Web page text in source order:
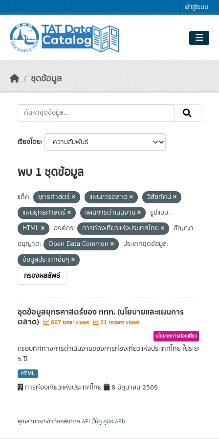
เข้าสู่ระบบ
ชุดข้อมูล
เรียงโดย
พบ 1 ชุดข้อมูล
แท็ค: ยุทธศาสตร์ แผนการตลาด
วิสัยทัศน์
แผนยุทธศาสตร์
แผนการดำเนินงาน
รูปแบบ:
HTML
องค์กร: การท่องเที่ยวแห่งประเทศไทย
สัญญา
อนุญาต:
Open Data Common
ประเภทชุดข้อมูล:
ข้อมูลประเภทอื่นๆ
กรองผลลัพธ์
ชุดข้อมูลยุทธศาสตร์ของ ททท. (นโยบายและแผนการ
ตลาด) 667 total views 21 recent views
นโยบายการท่องเที่ยว
กรอบทิศทางการดำเนินงานของการท่องเที่ยวแห่งประเทศไทย ในระยะ
5 ปี
HTML
การท่องเที่ยวแห่งประเทศไทย 8 มิถุนายน 2569
คุณสามารถเข้าถึงคลังทาง API (ให้ดู คู่มือ API).